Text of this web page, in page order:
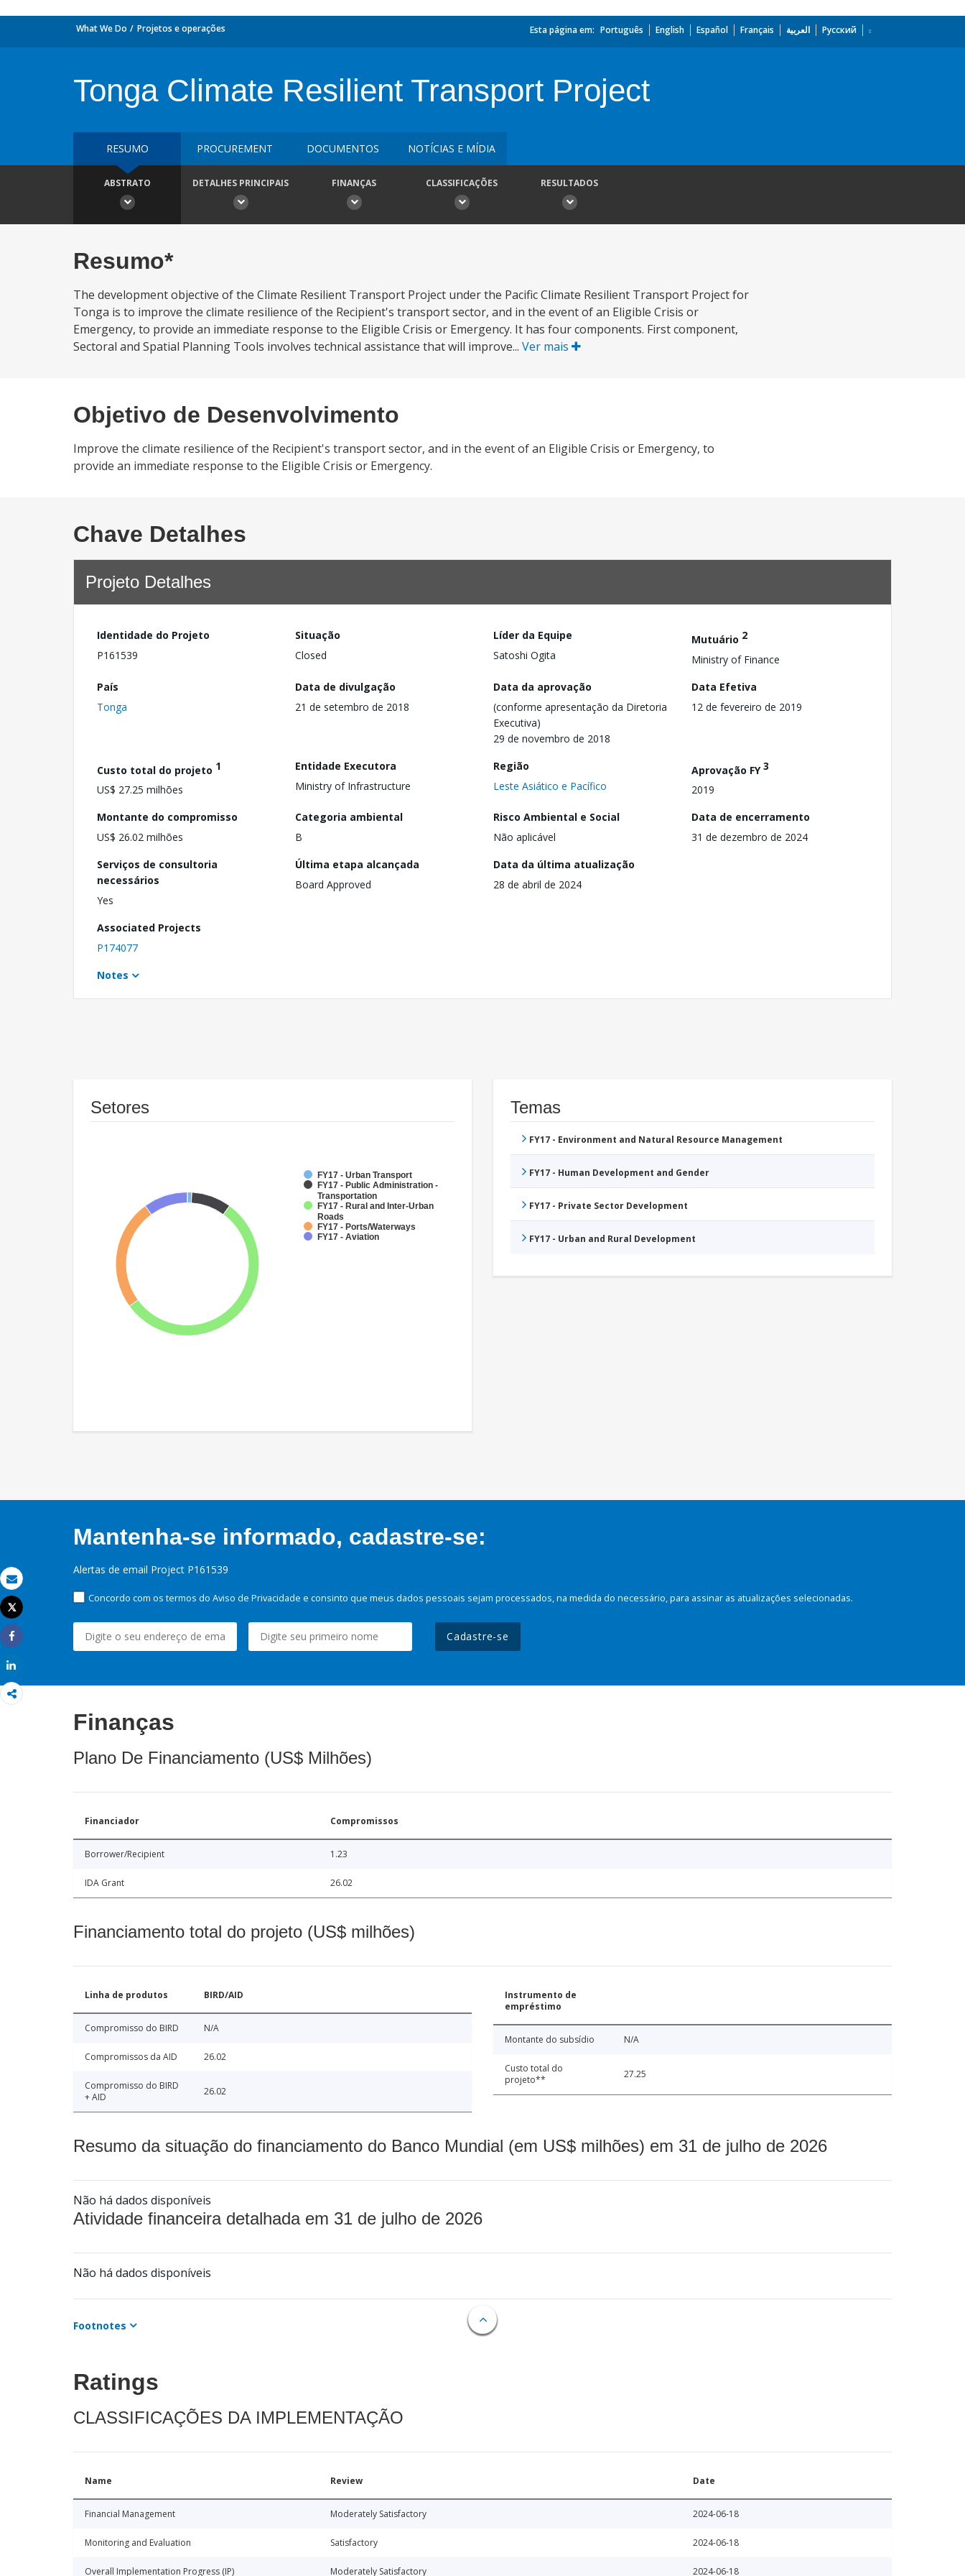
Email
Imprimir
Tweet
Share
What We Do Projetos e operações Esta página em: Português English Español Français العربية Русский
Tonga Climate Resilient Transport Project
RESUMO PROCUREMENT DOCUMENTOS NOTÍCIAS E MÍDIA
ABSTRATO DETALHES PRINCIPAIS FINANÇAS CLASSIFICAÇÕES RESULTADOS
Resumo*
The development objective of the Climate Resilient Transport Project under the Pacific Climate Resilient Transport Project for
Tonga is to improve the climate resilience of the Recipient's transport sector, and in the event of an Eligible Crisis or
Emergency, to provide an immediate response to the Eligible Crisis or Emergency. It has four components. First component,
Sectoral and Spatial Planning Tools involves technical assistance that will improve... Ver mais
Objetivo de Desenvolvimento
Improve the climate resilience of the Recipient's transport sector, and in the event of an Eligible Crisis or Emergency, to
provide an immediate response to the Eligible Crisis or Emergency.
Chave Detalhes
Projeto Detalhes
Identidade do Projeto
P161539
Situação
Closed
Líder da Equipe
Satoshi Ogita
Mutuário 2
Ministry of Finance
País
Tonga
Data de divulgação
21 de setembro de 2018
Data da aprovação
(conforme apresentação da Diretoria
Executiva)
29 de novembro de 2018
Data Efetiva
12 de fevereiro de 2019
Custo total do projeto 1
US$ 27.25 milhões
Entidade Executora
Ministry of Infrastructure
Região
Leste Asiático e Pacífico
Aprovação FY3
2019
Montante do compromisso
US$ 26.02 milhões
Categoria ambiental
B
Risco Ambiental e Social
Não aplicável
Data de encerramento
31 de dezembro de 2024
Serviços de consultoria
necessários
Yes
Última etapa alcançada
Board Approved
Data da última atualização
28 de abril de 2024
Associated Projects
P174077
Notes
Setores
FY17 - Urban Transport
FY17 - Public Administration -
Transportation
FY17 - Rural and Inter-Urban
Roads
FY17 - Ports/Waterways
FY17 - Aviation
Temas
FY17 - Environment and Natural Resource Management
FY17 - Human Development and Gender
FY17 - Private Sector Development
FY17 - Urban and Rural Development
Mantenha-se informado, cadastre-se:
Alertas de email Project P161539
Concordo com os termos do Aviso de Privacidade e consinto que meus dados pessoais sejam processados, na medida do necessário, para assinar as atualizações selecionadas.
Cadastre-se
Finanças
Plano De Financiamento (US$ Milhões)
Financiador Compromissos
Borrower/Recipient 1.23
IDA Grant 26.02
Financiamento total do projeto (US$ milhões)
Linha de produtos BIRD/AID
Compromisso do BIRD N/A
Compromissos da AID 26.02
Compromisso do BIRD
+ AID
26.02
Instrumento de
empréstimo
Montante do subsídio N/A
Custo total do
projeto**
27.25
Resumo da situação do financiamento do Banco Mundial (em US$ milhões) em 31 de julho de 2026
Não há dados disponíveis
Atividade financeira detalhada em 31 de julho de 2026
Não há dados disponíveis
Footnotes
Ratings
CLASSIFICAÇÕES DA IMPLEMENTAÇÃO
Name Review Date
Financial Management Moderately Satisfactory 2024-06-18
Monitoring and Evaluation Satisfactory 2024-06-18
Overall Implementation Progress (IP) Moderately Satisfactory 2024-06-18